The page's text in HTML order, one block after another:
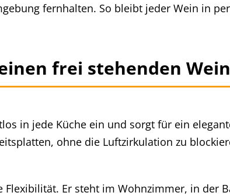
fernhalten. So bleibt jeder Wein in
frei stehenden
in jede Küche ein und sorgt für ein
ohne die Luftzirkulation zu
Flexibilität. Er steht im Wohnzimmer, in der